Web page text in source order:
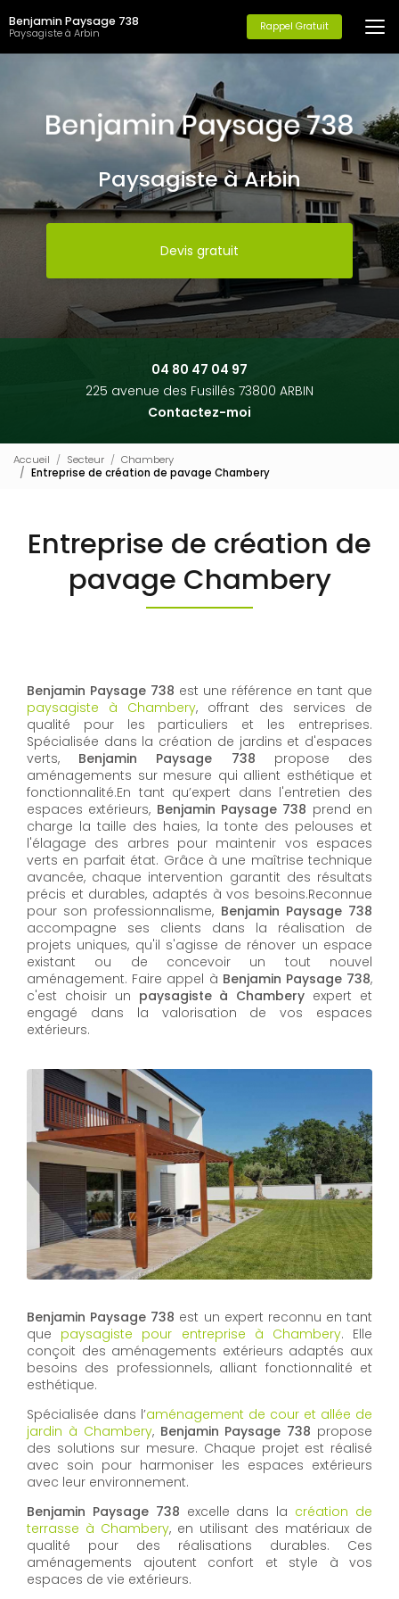
au
contenu
principal
Benjamin Paysage 738
Paysagiste à Arbin Rappel Gratuit
Paysagiste à Arbin
Devis gratuit
04 80 47 04 97
225 avenue des Fusillés 73800 ARBIN
Contactez-moi
Accueil Secteur
Chambery
Entreprise de création de pavage Chambery
Entreprise de création de
pavage Chambery
Benjamin Paysage 738 est une référence en tant que
paysagiste à Chambery, offrant des services de
qualité pour les particuliers et les entreprises.
Spécialisée dans la création de jardins et d'espaces
verts, Benjamin Paysage 738 propose des
aménagements sur mesure qui allient esthétique et
fonctionnalité.En tant qu’expert dans l'entretien des
espaces extérieurs, Benjamin Paysage 738 prend en
charge la taille des haies, la tonte des pelouses et
l'élagage des arbres pour maintenir vos espaces
verts en parfait état. Grâce à une maîtrise technique
avancée, chaque intervention garantit des résultats
précis et durables, adaptés à vos besoins.Reconnue
pour son professionnalisme, Benjamin Paysage 738
accompagne ses clients dans la réalisation de
projets uniques, qu'il s'agisse de rénover un espace
existant ou de concevoir un tout nouvel
aménagement. Faire appel à Benjamin Paysage 738,
c'est choisir un paysagiste à Chambery expert et
engagé dans la valorisation de vos espaces
extérieurs.
Benjamin Paysage 738 est un expert reconnu en tant
que paysagiste pour entreprise à Chambery. Elle
conçoit des aménagements extérieurs adaptés aux
besoins des professionnels, alliant fonctionnalité et
esthétique.
Spécialisée dans l’aménagement de cour et allée de
jardin à Chambery, Benjamin Paysage 738 propose
des solutions sur mesure. Chaque projet est réalisé
avec soin pour harmoniser les espaces extérieurs
avec leur environnement.
Benjamin Paysage 738 excelle dans la création de
terrasse à Chambery, en utilisant des matériaux de
qualité pour des réalisations durables. Ces
aménagements ajoutent confort et style à vos
espaces de vie extérieurs.